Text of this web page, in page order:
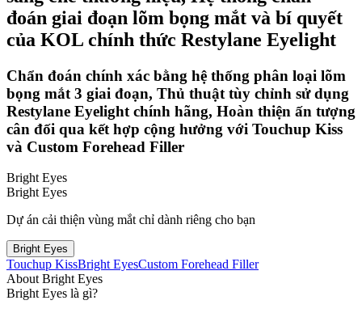
đoán giai đoạn lõm bọng mắt và bí quyết
của KOL chính thức Restylane Eyelight
Chẩn đoán chính xác bằng hệ thống phân loại lõm
bọng mắt 3 giai đoạn, Thủ thuật tùy chỉnh sử dụng
Restylane Eyelight chính hãng, Hoàn thiện ấn tượng
cân đối qua kết hợp cộng hưởng với Touchup Kiss
và Custom Forehead Filler
Bright Eyes
Bright Eyes
Dự án cải thiện vùng mắt chỉ dành riêng cho bạn
Bright Eyes
Touchup KissBright EyesCustom Forehead Filler
About Bright Eyes
Bright Eyes là gì?